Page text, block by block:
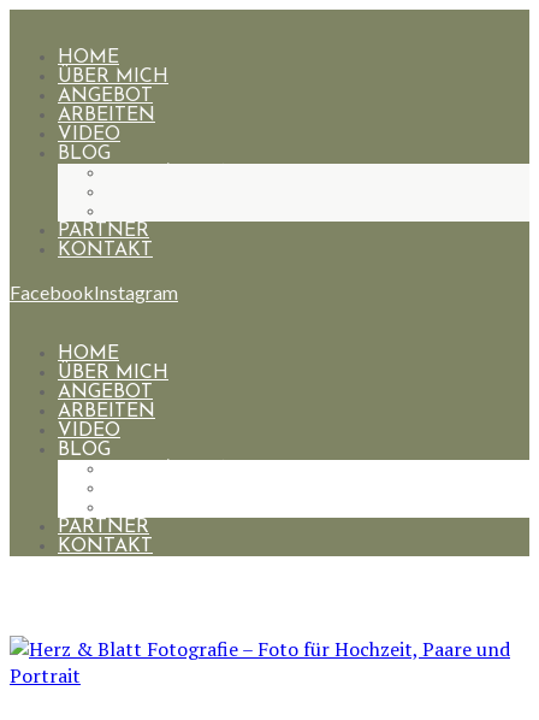
HOME
ÜBER MICH
ANGEBOT
ARBEITEN
VIDEO
BLOG
PARTNER
KONTAKT
FacebookInstagram
HOME
ÜBER MICH
ANGEBOT
ARBEITEN
VIDEO
BLOG
PARTNER
KONTAKT